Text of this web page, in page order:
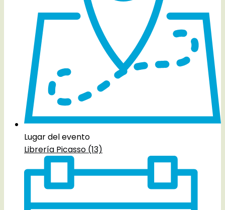
Lugar del evento
Librería Picasso (13)